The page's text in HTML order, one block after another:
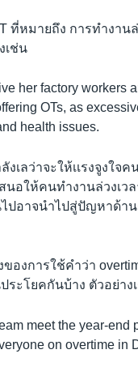
ที่หมายถึง การทำงานล่
เช่น
her factory workers
OTs, as
health issues.
เลว่าจะให้เเรงจูงใจ
อให้คนทำงานล่วงเวล
ไปอาจนำไปสู่ปัญหาด้า
องการใช้คำว่า
ระโยคกันบ้าง ตัวอย่าง
meet the year-end
on overtime in